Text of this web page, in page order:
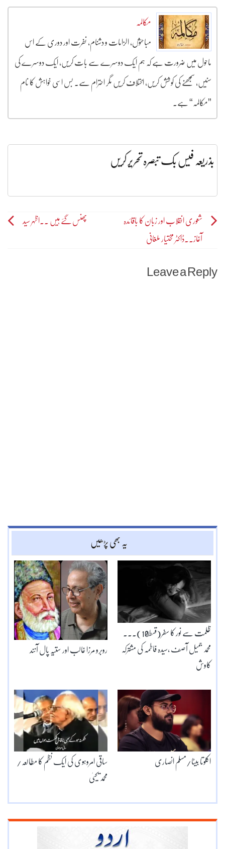
مکالمہ
مباحثوں، الزامات و دشنام، نفرت اور دوری کے اس
ماحول میں ضرورت ہے کہ ہم ایک دوسرے سے بات کریں، ایک دوسرے کی
سنیں، سمجھنے کی کوشش کریں، اختلاف کریں مگر احترام سے۔ بس اسی خواہش کا نام
”مکالمہ“ ہے۔
بذریعہ فیس بک تبصرہ تحریر کریں
Post
navigation
شعوری انقلاب اور زبان کا باقائدہ
آغاز۔۔ڈاکٹر مختیار ملغانی
پھنس گئے ہیں ۔۔اظہر سید
Leave a Reply
یہ بھی پڑھیں
روبرو مرزا غالب اور ستیہ پال آنند
ظلمت سے نور کا سفر(قسط10)۔۔۔
محمد جمیل آصف ،سیدہ فاطمہ کی مشترکہ
کاوش
ساقؔی امروہوی کی ایک نظم کا مطالعہ/
محمد یحییٰ
اکلوتا بیٹا/مسلم انصاری